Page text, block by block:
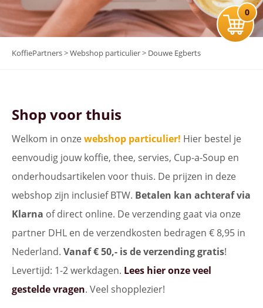
0
KoffiePartners>Webshop particulier> Douwe Egberts
Shop voor thuis
Welkom in onze webshop particulier! Hier bestel je
eenvoudig jouw koffie, thee, servies, Cup-a-Soup en
onderhoudsartikelen voor thuis. De prijzen in deze
webshop zijn inclusief BTW. Betalen kan achteraf via
Klarna of direct online. De verzending gaat via onze
partner DHL en de verzendkosten bedragen € 8,95 in
Nederland. Vanaf € 50,- is de verzending gratis!
Levertijd: 1-2 werkdagen. Lees hier onze veel
gestelde vragen. Veel shopplezier!